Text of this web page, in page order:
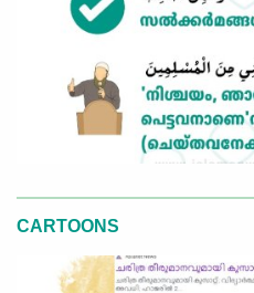
CARTOONS